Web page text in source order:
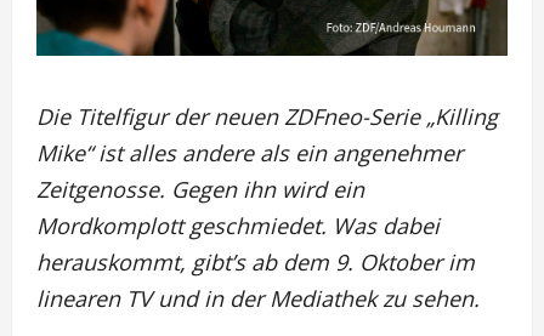
Die Titelfigur der neuen ZDFneo-Serie „Killing
Mike“ ist alles andere als ein angenehmer
Zeitgenosse. Gegen ihn wird ein
Mordkomplott geschmiedet. Was dabei
herauskommt, gibt’s ab dem 9. Oktober im
linearen TV und in der Mediathek zu sehen.